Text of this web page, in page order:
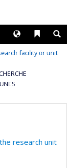
Liens
Langues
facility or unit
research unit